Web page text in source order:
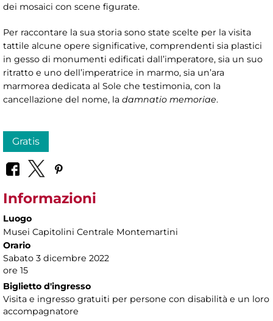
dei mosaici con scene figurate.
Per raccontare la sua storia sono state scelte per la visita
tattile alcune opere significative, comprendenti sia plastici
in gesso di monumenti edificati dall’imperatore, sia un suo
ritratto e uno dell’imperatrice in marmo, sia un’ara
marmorea dedicata al Sole che testimonia, con la
cancellazione del nome, la damnatio memoriae.
Gratis
Informazioni
Luogo
Musei Capitolini Centrale Montemartini
Orario
Sabato 3 dicembre 2022
ore 15
Biglietto d'ingresso
Visita e ingresso gratuiti per persone con disabilità e un loro
accompagnatore